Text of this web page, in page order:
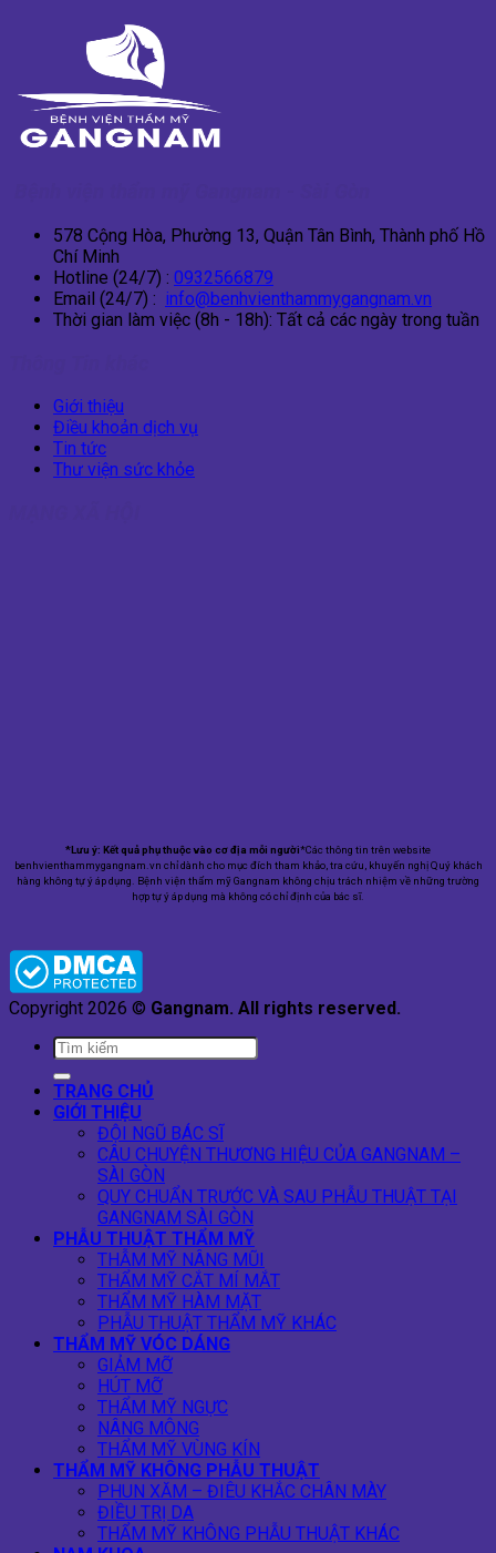
578 Cộng Hòa, Phường 13, Quận Tân Bình, Thành phố Hồ
Chí Minh
Hotline (24/7) : 0932566879
Email (24/7) : info@benhvienthammygangnam.vn
Thời gian làm việc (8h - 18h): Tất cả các ngày trong tuần
Giới thiệu
Điều khoản dịch vụ
Tin tức
Thư viện sức khỏe
*Lưu ý: Kết quả phụ thuộc vào cơ địa mỗi người*Các thông tin trên website
benhvienthammygangnam.vn chỉ dành cho mục đích tham khảo, tra cứu, khuyến nghị Quý khách
hàng không tự ý áp dụng. Bệnh viện thẩm mỹ Gangnam không chịu trách nhiệm về những trường
hợp tự ý áp dụng mà không có chỉ định của bác sĩ.
Copyright 2026 © Gangnam. All rights reserved.
TRANG CHỦ
GIỚI THIỆU
ĐỘI NGŨ BÁC SĨ
CÂU CHUYỆN THƯƠNG HIỆU CỦA GANGNAM –
SÀI GÒN
QUY CHUẨN TRƯỚC VÀ SAU PHẪU THUẬT TẠI
GANGNAM SÀI GÒN
PHẪU THUẬT THẨM MỸ
THẪM MỸ NÂNG MŨI
THẨM MỸ CẮT MÍ MẮT
THẨM MỸ HÀM MẶT
PHẪU THUẬT THẨM MỸ KHÁC
THẨM MỸ VÓC DÁNG
GIẢM MỠ
HÚT MỠ
THẨM MỸ NGỰC
NÂNG MÔNG
THẨM MỸ VÙNG KÍN
THẨM MỸ KHÔNG PHẪU THUẬT
PHUN XĂM – ĐIÊU KHẮC CHÂN MÀY
ĐIỀU TRỊ DA
THẨM MỸ KHÔNG PHẪU THUẬT KHÁC